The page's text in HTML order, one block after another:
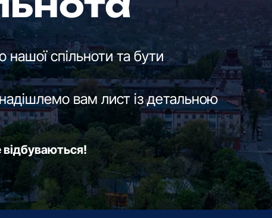
спільноти та бути
вам лист із детальною
відбуваються!